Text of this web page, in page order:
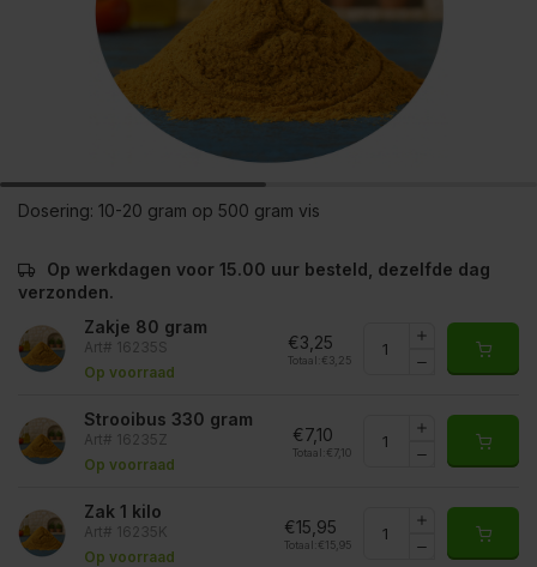
Dosering: 10-20 gram op 500 gram vis
Op werkdagen voor 15.00 uur besteld, dezelfde dag
verzonden.
Zakje 80 gram
Art# 16235S
Op voorraad
€3,25
Totaal: €3,25
Strooibus 330 gram
Art# 16235Z
Op voorraad
€7,10
Totaal: €7,10
Zak 1 kilo
Art# 16235K
Op voorraad
€15,95
Totaal: €15,95